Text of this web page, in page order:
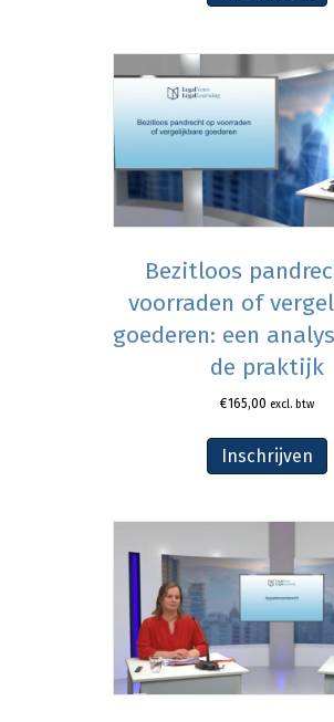
Bezitloos
voorraden of
goederen: een
de praktijk
€165,00 excl. btw
Inschrijven